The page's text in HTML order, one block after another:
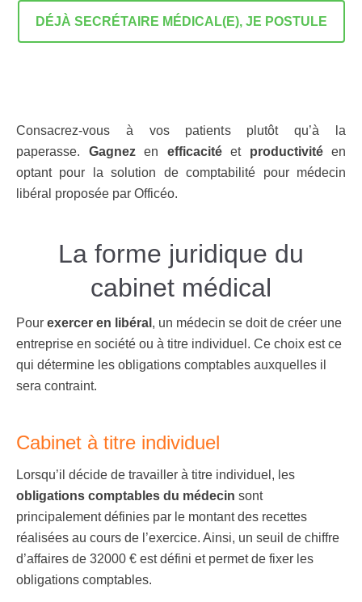
DÉJÀ SECRÉTAIRE MÉDICAL(E), JE POSTULE
Consacrez-vous à vos patients plutôt qu’à la
paperasse. Gagnezen efficacitéet productivitéen
optant pour la solution de comptabilité pour médecin
libéral proposée par Officéo.
La forme juridique du
cabinet médical
Pour exercer en libéral , un médecin se doit de créer une
entreprise en société ou à titre individuel. Ce choix est ce
qui détermine les obligations comptables auxquelles il
sera contraint.
Cabinet à titre individuel
Lorsqu’il décide de travailler à titre individuel, les
obligations comptables du médecin sont
principalement définies par le montant des recettes
réalisées au cours de l’exercice. Ainsi, un seuil de chiffre
d’affaires de 32000 € est défini et permet de fixer les
obligations comptables.